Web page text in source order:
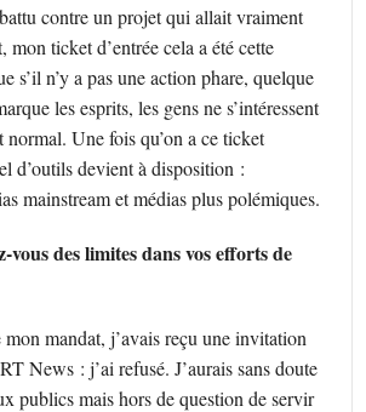
contre un projet qui allait vraiment
mon ticket d’entrée cela a été cette
s’il n’y a pas une action phare, quelque
les esprits, les gens ne s’intéressent
normal. Une fois qu’on a ce ticket
d’outils devient à disposition :
mainstream et médias plus polémiques.
des limites dans vos efforts de
mandat, j’avais reçu une invitation
News : j’ai refusé. J’aurais sans doute
publics mais hors de question de servir